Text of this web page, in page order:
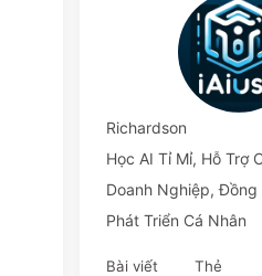
Richardson
Học AI Tỉ Mỉ, Hỗ Trợ
Doanh Nghiệp, Đồng
Phát Triển Cá Nhân
Bài viết Thẻ